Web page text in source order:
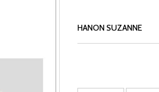
HANON SUZANNE